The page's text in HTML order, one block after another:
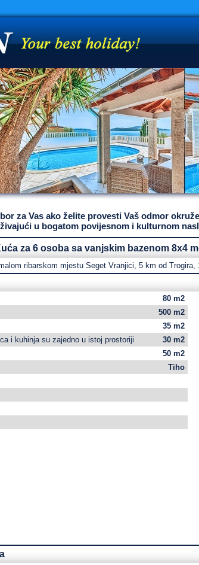
za Vas ako želite provesti Vaš odmor
u bogatom povijesnom i kulturnom
za 6 osoba sa vanjskim bazenom 8x4
ribarskom mjestu Seget Vranjici, 5 km od
80 m2
500 m2
35 m2
i kuhinja su zajedno u istoj prostoriji
30 m2
50 m2
Tiho